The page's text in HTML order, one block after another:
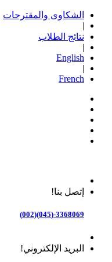
الشكاوى والمقترحات
|
نتائج الطلاب
|
English
|
French
إتصل بنا!
3368069-(045)(002)
البريد الإلكتروني!